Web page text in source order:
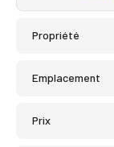
Propriété
Emplacement
Prix